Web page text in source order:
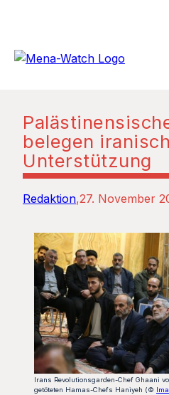
belegen
Unterstützung
Redaktion 27. November
Irans Revolutionsgarden-Chef Ghaani
getöteten Hamas-Chefs Haniyeh (©